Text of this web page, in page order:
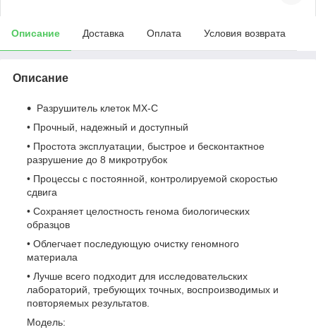
Описание Доставка Оплата Условия возврата
Описание
Разрушитель клеток MX-C
• Прочный, надежный и доступный
• Простота эксплуатации, быстрое и бесконтактное
разрушение до 8 микротрубок
• Процессы с постоянной, контролируемой скоростью
сдвига
• Сохраняет целостность генома биологических
образцов
• Облегчает последующую очистку геномного
материала
• Лучше всего подходит для исследовательских
лабораторий, требующих точных, воспроизводимых и
повторяемых результатов.
Модель: